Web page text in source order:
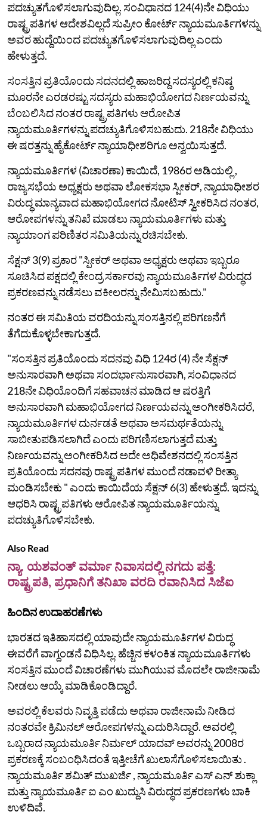
ಪದಚ್ಯುತಗೊಳಿಸಲಾಗುವುದಿಲ್ಲ. ಸಂವಿಧಾನದ 124(4)ನೇ ವಿಧಿಯು
ರಾಷ್ಟ್ರಪತಿಗಳ ಆದೇಶವಿಲ್ಲದೆ ಸುಪ್ರೀಂ ಕೋರ್ಟ್‌‌ ನ್ಯಾಯಮೂರ್ತಿಗಳನ್ನು
ಅವರ ಹುದ್ದೆಯಿಂದ ಪದಚ್ಯುತಗೊಳಿಸಲಾಗುವುದಿಲ್ಲ ಎಂದು
ಹೇಳುತ್ತದೆ.
ಸಂಸತ್ತಿನ ಪ್ರತಿಯೊಂದು ಸದನದಲ್ಲಿ ಹಾಜರಿದ್ದ ಸದಸ್ಯರಲ್ಲಿ ಕನಿಷ್ಠ
ಮೂರನೇ ಎರಡರಷ್ಟು ಸದಸ್ಯರು ಮಹಾಭಿಯೋಗದ ನಿರ್ಣಯವನ್ನು
ಬೆಂಬಲಿಸಿದ ನಂತರ ರಾಷ್ಟ್ರಪತಿಗಳು ಆರೋಪಿತ
ನ್ಯಾಯಮೂರ್ತಿಗಳನ್ನು ಪದಚ್ಯುತಿಗೊಳಿಸಬಹುದು. 218ನೇ ವಿಧಿಯು
ಈ ಷರತ್ತನ್ನು ಹೈಕೋರ್ಟ್ ನ್ಯಾಯಾಧೀಶರಿಗೂ ಅನ್ವಯಿಸುತ್ತದೆ.
ನ್ಯಾಯಮೂರ್ತಿಗಳ (ವಿಚಾರಣಾ) ಕಾಯಿದೆ, 1986ರ ಅಡಿಯಲ್ಲಿ ,
ರಾಜ್ಯಸಭೆಯ ಅಧ್ಯಕ್ಷರು ಅಥವಾ ಲೋಕಸಭಾ ಸ್ಪೀಕರ್, ನ್ಯಾಯಾಧೀಶರ
ವಿರುದ್ಧ ಮಾನ್ಯವಾದ ಮಹಾಭಿಯೋಗದ ನೋಟಿಸ್ ಸ್ವೀಕರಿಸಿದ ನಂತರ,
ಆರೋಪಗಳನ್ನು ತನಿಖೆ ಮಾಡಲು ನ್ಯಾಯಮೂರ್ತಿಗಳು ಮತ್ತು
ನ್ಯಾಯಾಂಗ ಪರಿಣಿತರ ಸಮಿತಿಯನ್ನು ರಚಿಸಬೇಕು.
ಸೆಕ್ಷನ್ 3(9) ಪ್ರಕಾರ "ಸ್ಪೀಕರ್ ಅಥವಾ ಅಧ್ಯಕ್ಷರು ಅಥವಾ ಇಬ್ಬರೂ
ಸೂಚಿಸಿದ ಪಕ್ಷದಲ್ಲಿ ಕೇಂದ್ರ ಸರ್ಕಾರವು ನ್ಯಾಯಮೂರ್ತಿಗಳ ವಿರುದ್ಧದ
ಪ್ರಕರಣವನ್ನು ನಡೆಸಲು ವಕೀಲರನ್ನು ನೇಮಿಸಬಹುದು."
ನಂತರ ಈ ಸಮಿತಿಯ ವರದಿಯನ್ನು ಸಂಸತ್ತಿನಲ್ಲಿ ಪರಿಗಣನೆಗೆ
ತೆಗೆದುಕೊಳ್ಳಬೇಕಾಗುತ್ತದೆ.
"ಸಂಸತ್ತಿನ ಪ್ರತಿಯೊಂದು ಸದನವು ವಿಧಿ 124ರ (4) ನೇ ಸೆಕ್ಷನ್
ಅನುಸಾರವಾಗಿ ಅಥವಾ ಸಂದರ್ಭಾನುಸಾರವಾಗಿ, ಸಂವಿಧಾನದ
218ನೇ ವಿಧಿಯೊಂದಿಗೆ ಸಹವಾಚನ ಮಾಡಿದ ಆ ಷರತ್ತಿಗೆ
ಅನುಸಾರವಾಗಿ ಮಹಾಭಿಯೋಗದ ನಿರ್ಣಯವನ್ನು ಅಂಗೀಕರಿಸಿದರೆ,
ನ್ಯಾಯಮೂರ್ತಿಗಳ ದುರ್ನಡತೆ ಅಥವಾ ಅಸಮರ್ಥತೆಯನ್ನು
ಸಾಬೀತುಪಡಿಸಲಾಗಿದೆ ಎಂದು ಪರಿಗಣಿಸಲಾಗುತ್ತದೆ ಮತ್ತು
ನಿರ್ಣಯವನ್ನು ಅಂಗೀಕರಿಸಿದ ಅದೇ ಅಧಿವೇಶನದಲ್ಲಿ ಸಂಸತ್ತಿನ
ಪ್ರತಿಯೊಂದು ಸದನವು ರಾಷ್ಟ್ರಪತಿಗಳ ಮುಂದೆ ನಡಾವಳಿ ರೀತ್ಯಾ
ಮಂಡಿಸಬೇಕು " ಎಂದು ಕಾಯಿದೆಯ ಸೆಕ್ಷನ್ 6(3) ಹೇಳುತ್ತದೆ. ಇದನ್ನು
ಆಧರಿಸಿ ರಾಷ್ಟ್ರಪತಿಗಳು ಆರೋಪಿತ ನ್ಯಾಯಮೂರ್ತಿಯನ್ನು
ಪದಚ್ಯುತಿಗೊಳಿಸಬೇಕು.
Also Read
ನ್ಯಾ. ಯಶವಂತ್ ವರ್ಮಾ ನಿವಾಸದಲ್ಲಿ ನಗದು ಪತ್ತೆ:
ರಾಷ್ಟ್ರಪತಿ, ಪ್ರಧಾನಿಗೆ ತನಿಖಾ ವರದಿ ರವಾನಿಸಿದ ಸಿಜೆಐ
ಹಿಂದಿನ ಉದಾಹರಣೆಗಳು
ಭಾರತದ ಇತಿಹಾಸದಲ್ಲಿ ಯಾವುದೇ ನ್ಯಾಯಮೂರ್ತಿಗಳ ವಿರುದ್ಧ
ಈವರೆಗೆ ವಾಗ್ದಂಡನೆ ವಿಧಿಸಿಲ್ಲ. ಹೆಚ್ಚಿನ ಕಳಂಕಿತ ನ್ಯಾಯಮೂರ್ತಿಗಳು
ಸಂಸತ್ತಿನ ಮುಂದೆ ವಿಚಾರಣೆಗಳು ಮುಗಿಯುವ ಮೊದಲೇ ರಾಜೀನಾಮೆ
ನೀಡಲು ಆಯ್ಕೆ ಮಾಡಿಕೊಂಡಿದ್ದಾರೆ.
ಅವರಲ್ಲಿ ಕೆಲವರು ನಿವೃತ್ತಿ ಪಡೆದು ಅಥವಾ ರಾಜೀನಾಮೆ ನೀಡಿದ
ನಂತರವೇ ಕ್ರಿಮಿನಲ್ ಆರೋಪಗಳನ್ನು ಎದುರಿಸಿದ್ದಾರೆ. ಅವರಲ್ಲಿ
ಒಬ್ಬರಾದ ನ್ಯಾಯಮೂರ್ತಿ ನಿರ್ಮಲ್ ಯಾದವ್ ಅವರನ್ನು 2008ರ
ಪ್ರಕರಣಕ್ಕೆ‌‌ ಸಂಬಂಧಿಸಿದಂತೆ ಇತ್ತೀಚೆಗೆ ಖುಲಾಸೆಗೊಳಿಸಲಾಯಿತು .
ನ್ಯಾಯಮೂರ್ತಿ ಶಮಿತ್ ಮುಖರ್ಜಿ , ನ್ಯಾಯಮೂರ್ತಿ ಎಸ್ ಎನ್ ಶುಕ್ಲಾ
ಮತ್ತು ನ್ಯಾಯಮೂರ್ತಿ ಐ ಎಂ ಖುದ್ದುಸಿ ವಿರುದ್ಧದ ಪ್ರಕರಣಗಳು ಬಾಕಿ
ಉಳಿದಿವೆ.